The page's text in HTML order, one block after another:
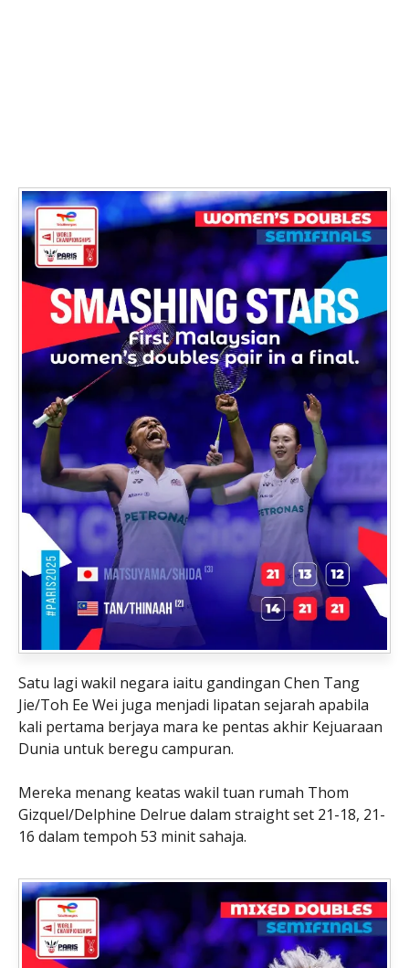
Satu lagi wakil negara iaitu gandingan Chen Tang
Jie/Toh Ee Wei juga menjadi lipatan sejarah apabila
kali pertama berjaya mara ke pentas akhir Kejuaraan
Dunia untuk beregu campuran.
Mereka menang keatas wakil tuan rumah Thom
Gizquel/Delphine Delrue dalam straight set 21-18, 21-
16 dalam tempoh 53 minit sahaja.